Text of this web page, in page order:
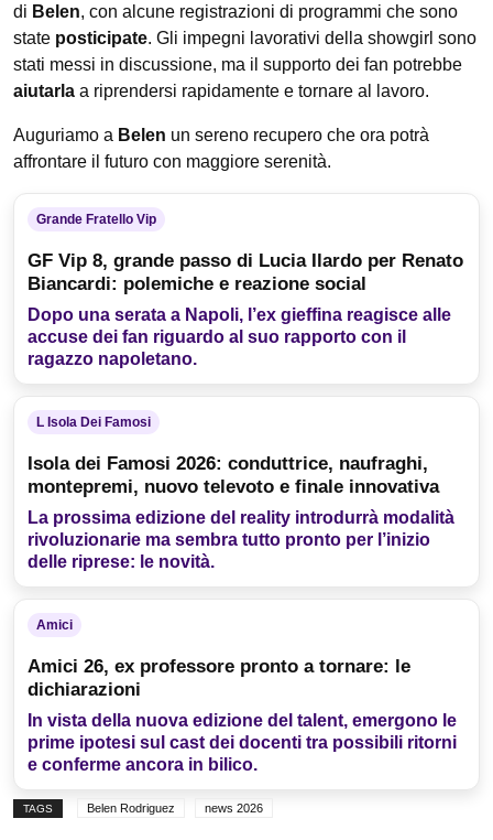
di Belen, con alcune registrazioni di programmi che sono
state posticipate. Gli impegni lavorativi della showgirl sono
stati messi in discussione, ma il supporto dei fan potrebbe
aiutarla a riprendersi rapidamente e tornare al lavoro.
Auguriamo a Belen un sereno recupero che ora potrà
affrontare il futuro con maggiore serenità.
Grande Fratello Vip
GF Vip 8, grande passo di Lucia Ilardo per Renato
Biancardi: polemiche e reazione social
Dopo una serata a Napoli, l’ex gieffina reagisce alle
accuse dei fan riguardo al suo rapporto con il
ragazzo napoletano.
L Isola Dei Famosi
Isola dei Famosi 2026: conduttrice, naufraghi,
montepremi, nuovo televoto e finale innovativa
La prossima edizione del reality introdurrà modalità
rivoluzionarie ma sembra tutto pronto per l’inizio
delle riprese: le novità.
Amici
Amici 26, ex professore pronto a tornare: le
dichiarazioni
In vista della nuova edizione del talent, emergono le
prime ipotesi sul cast dei docenti tra possibili ritorni
e conferme ancora in bilico.
TAGS Belen Rodriguez news 2026